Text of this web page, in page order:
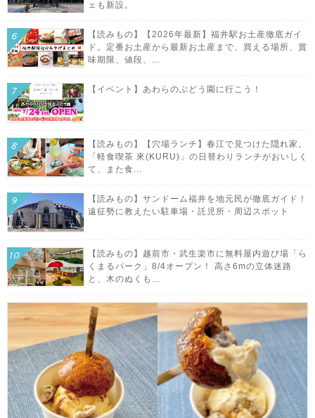
ェも新設。
【読みもの】【2026年最新】福井駅お土産徹底ガイ
ド。定番お土産から最新お土産まで、買える場所、賞
味期限、値段、...
【イベント】あわらのぶどう園に行こう！
【読みもの】【穴場ランチ】春江で見つけた隠れ家。
「軽食喫茶 來(KURU)」の日替わりランチがおいしく
て、また食...
【読みもの】サンドーム福井を地元民が徹底ガイド！
遠征勢に教えたい駐車場・託児所・周辺スポット
【読みもの】越前市・武生楽市に無料屋内遊び場「ら
くまるパーク」8/4オープン！ 高さ6mの立体迷路
と、木のぬくも...